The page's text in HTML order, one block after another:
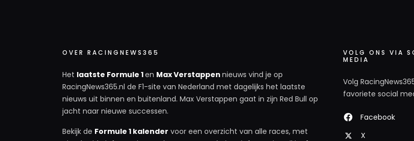
OVER RACINGNEWS365
Het laatste Formule 1en Max Verstappen nieuws vind je op
RacingNews365.nl de F1-site van Nederland met dagelijks het laatste
nieuws uit binnen en buitenland. Max Verstappen gaat in zijn Red Bull op
jacht naar nieuwe successen.
Bekijk de Formule 1 kalender voor een overzicht van alle races, met
VOLG ONS VIA
MEDIA
Volg
favoriete social
Facebook
X